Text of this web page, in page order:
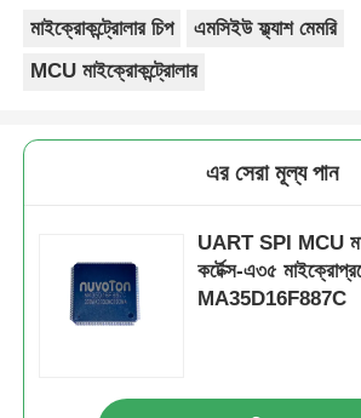
মাইক্রোকন্ট্রোলার চিপ
এমসিইউ ফ্ল্যাশ মেমরি
MCU মাইক্রোকন্ট্রোলার
এর সেরা মূল্য পান
UART SPI MCU
কর্টেক্স-এ৩৫
MA35D16F887C